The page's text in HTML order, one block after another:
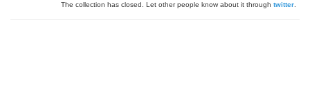
The collection has closed. Let other people know about it through twitter